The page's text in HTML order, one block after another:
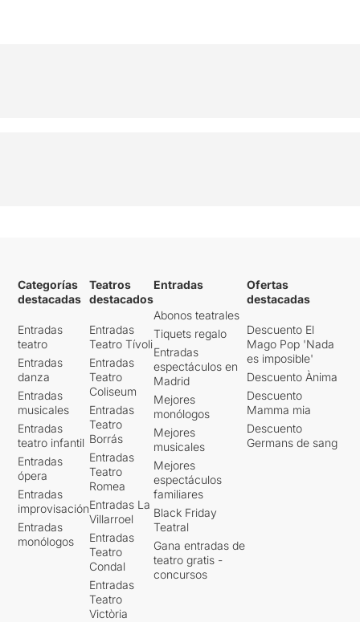
Categorías
destacadas
Entradas
teatro
Entradas
danza
Entradas
musicales
Entradas
teatro infantil
Entradas
ópera
Entradas
improvisación
Entradas
monólogos
Teatros
destacados
Entradas
Teatro Tívoli
Entradas
Teatro
Coliseum
Entradas
Teatro
Borrás
Entradas
Teatro
Romea
Entradas La
Villarroel
Entradas
Teatro
Condal
Entradas
Teatro
Victòria
Entradas
Abonos teatrales
Tiquets regalo
Entradas
espectáculos en
Madrid
Mejores
monólogos
Mejores
musicales
Mejores
espectáculos
familiares
Black Friday
Teatral
Gana entradas de
teatro gratis -
concursos
Ofertas
destacadas
Descuento El
Mago Pop 'Nada
es imposible'
Descuento Ànima
Descuento
Mamma mia
Descuento
Germans de sang